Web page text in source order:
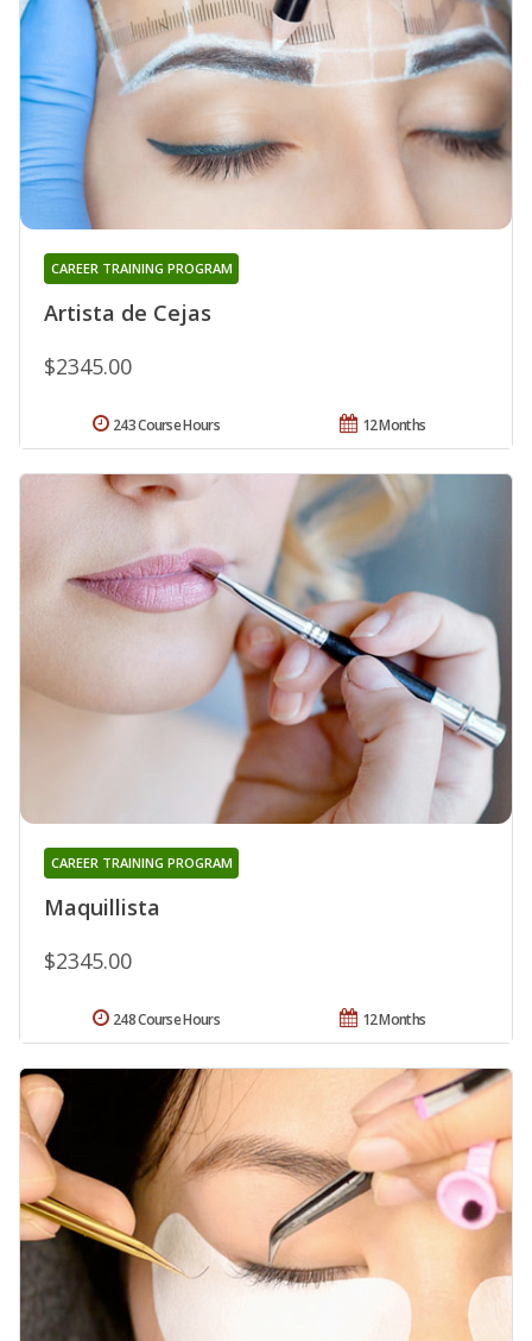
Artista de Cejas
CAREER TRAINING PROGRAM
$2345.00
12 Months
243 Course Hours
Maquillista
CAREER TRAINING PROGRAM
$2345.00
12 Months
248 Course Hours